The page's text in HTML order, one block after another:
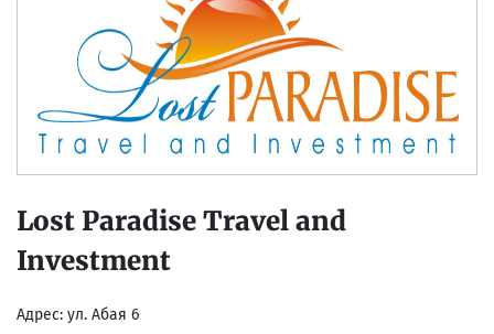
Lost Paradise Travel and
Investment
Адрес: ул. Абая 6